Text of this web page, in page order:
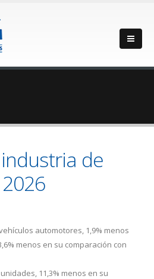
de
automotores, 1,9% menos
menos en su comparación con
11,3% menos en su